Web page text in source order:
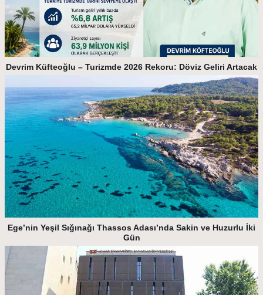
Devrim Küfteoğlu – Turizmde 2026 Rekoru: Döviz Geliri Artacak
Ege’nin Yeşil Sığınağı Thassos Adası’nda Sakin ve Huzurlu İki
Gün